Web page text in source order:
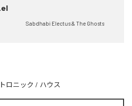
Sabdhabi Electus & The Ghosts
ロニック / ハウス